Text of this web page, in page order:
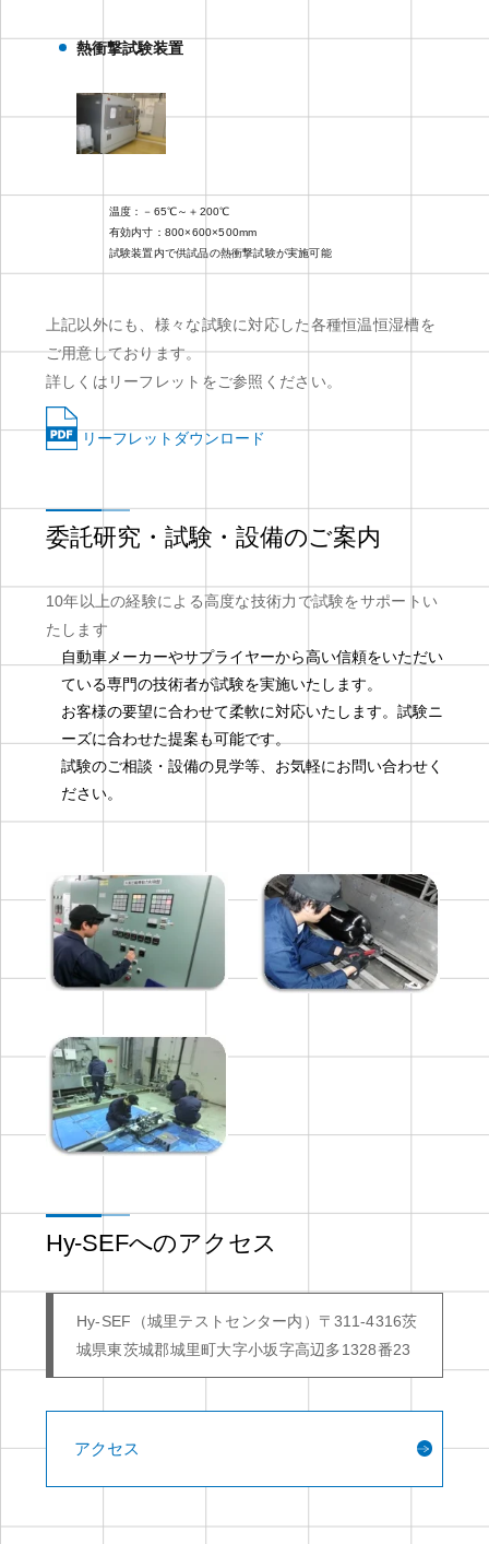
熱衝撃試験装置
温度：－65℃～＋200℃
有効内寸：800×600×500mm
試験装置内で供試品の熱衝撃試験が実施可能
上記以外にも、様々な試験に対応した各種恒温恒湿槽を
ご用意しております。
詳しくはリーフレットをご参照ください。
リーフレットダウンロード
委託研究・試験・設備のご案内
10年以上の経験による高度な技術力で試験をサポートい
たします
自動車メーカーやサプライヤーから高い信頼をいただい
ている専門の技術者が試験を実施いたします。
お客様の要望に合わせて柔軟に対応いたします。試験ニ
ーズに合わせた提案も可能です。
試験のご相談・設備の見学等、お気軽にお問い合わせく
ださい。
Hy-SEFへのアクセス
Hy-SEF（城里テストセンター内） 〒311-4316茨
城県東茨城郡城里町大字小坂字高辺多1328番23
アクセス